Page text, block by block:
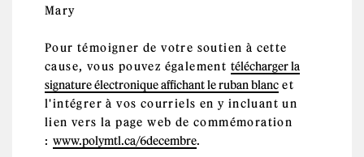
Mary
Pour témoigner de votre soutien à cette
cause, vous pouvez également télécharger la
signature électronique affichant le ruban blanc et
l'intégrer à vos courriels en y incluant un
lien vers la page web de commémoration
: www.polymtl.ca/6decembre.